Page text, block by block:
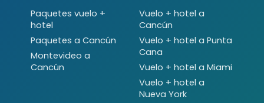
Paquetes vuelo +
hotel
Paquetes a Cancún
Montevideo a
Cancún
Vuelo + hotel a
Cancún
Vuelo + hotel a Punta
Cana
Vuelo + hotel a Miami
Vuelo + hotel a
Nueva York